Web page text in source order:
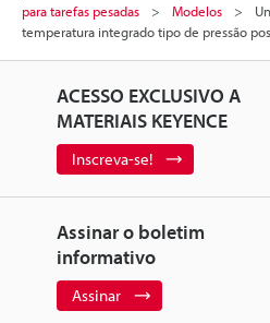
para tarefas pesadas
Modelos
temperatura integrado tipo de pressão
ACESSO EXCLUSIVO A
MATERIAIS KEYENCE
Inscreva-se!
Assinar o boletim
informativo
Assinar